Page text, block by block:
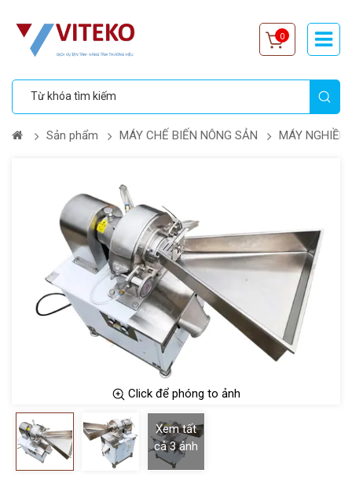
0
Sản phẩm MÁY CHẾ BIẾN NÔNG SẢN MÁY NGHIỀN
Click để phóng to ảnh
Xem tất
cả3 ảnh